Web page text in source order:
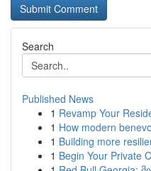
Search
Published News
1 Revamp Your
1 How modern
1 Building more
1 Begin Your Private